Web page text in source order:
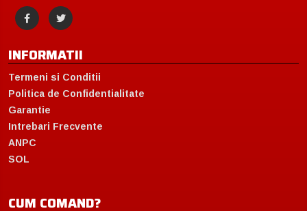
INFORMATII
Termeni si Conditii
Politica de Confidentialitate
Garantie
Intrebari Frecvente
ANPC
SOL
CUM COMAND?